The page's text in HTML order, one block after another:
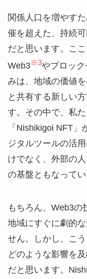
関係人口を増やす
催を超えた、持続
だと思います。こ
Web3※3やブロッ
みは、地域の価値
と共有する新しい
す。その中で、私
「Nishikigoi NFT
ジタルツールの活
けでなく、外部の
の基盤ともなってい
もちろん、Web3の
地域にすぐに劇的
せん。しかし、こ
どのような影響を
だと思います。